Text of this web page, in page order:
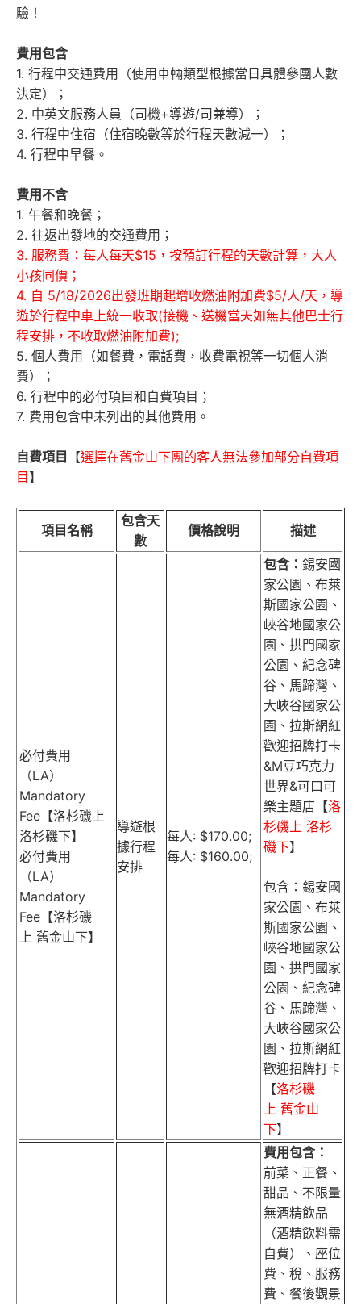
驗！
費用包含
1. 行程中交通費用（使用車輛類型根據當日具體參團人數
決定）；
2. 中英文服務人員（司機+導遊/司兼導）；
3. 行程中住宿（住宿晚數等於行程天數減一）；
4. 行程中早餐。
費用不含
1. 午餐和晚餐；
2. 往返出發地的交通費用；
3. 服務費：每人每天$15，按預訂行程的天數計算，大人
小孩同價；
4. 自 5/18/2026出發班期起增收燃油附加費$5/人/天，導
遊於行程中車上統一收取(接機、送機當天如無其他巴士行
程安排，不收取燃油附加費);
5. 個人費用（如餐費，電話費，收費電視等一切個人消
費）；
6. 行程中的必付項目和自費項目；
7. 費用包含中未列出的其他費用。
自費項目 【選擇在舊金山下團的客人無法參加部分自費項
目】
項目名稱
包含天
數
價格說明 描述
必付費用
（LA）
Mandatory
Fee【洛杉磯上
洛杉磯下】
必付費用
（LA）
Mandatory
Fee【洛杉磯
上 舊金山下】
導遊根
據行程
安排
每人: $170.00;
每人: $160.00;
包含： 錫安國
家公園、布萊
斯國家公園、
峽谷地國家公
園、拱門國家
公園、紀念碑
谷、馬蹄灣、
大峽谷國家公
園、拉斯網紅
歡迎招牌打卡
&M豆巧克力
世界&可口可
樂主題店【洛
杉磯上 洛杉
磯下】
包含：錫安國
家公園、布萊
斯國家公園、
峽谷地國家公
園、拱門國家
公園、紀念碑
谷、馬蹄灣、
大峽谷國家公
園、拉斯網紅
歡迎招牌打卡
【洛杉磯
上 舊金山
下】
費用包含：
前菜、正餐、
甜品、不限量
無酒精飲品
（酒精飲料需
自費）、座位
費、稅、服務
費、餐後觀景